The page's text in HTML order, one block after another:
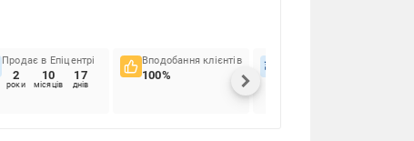
Продає в Епіцентрі
2
роки
10
місяців
17
днів
Вподобання клієнтів
100%